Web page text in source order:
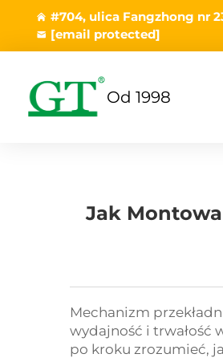
#704, ulica Fangzhong nr
[email protected]
Od 1998
Jak
Mechanizm
wydajność i trwałość
po kroku zrozumieć,